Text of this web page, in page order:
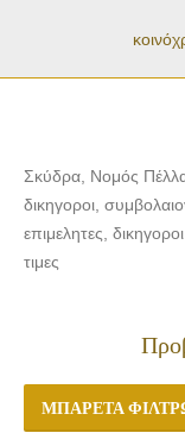
Σκύδρα, Νομός
δικηγοροι,
επιμελητες,
τιμες
ΜΠΑΡΈΤΑ